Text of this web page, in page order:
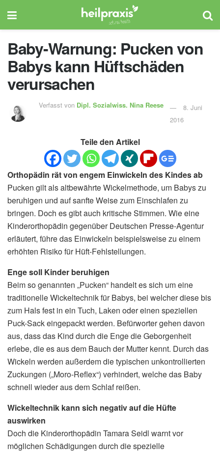
Baby-Warnung: Pucken von
Babys kann Hüftschäden
verursachen
Verfasst von Dipl. Sozialwiss. Nina Reese
8. Juni
2016
Teile den Artikel
Orthopädin rät von engem Einwickeln des Kindes ab
Pucken gilt als altbewährte Wickelmethode, um Babys zu
beruhigen und auf sanfte Weise zum Einschlafen zu
bringen. Doch es gibt auch kritische Stimmen. Wie eine
Kinderorthopädin gegenüber Deutschen Presse-Agentur
erläutert, führe das Einwickeln beispielsweise zu einem
erhöhten Risiko für Hüft-Fehlstellungen.
Enge soll Kinder beruhigen
Beim so genannten „Pucken“ handelt es sich um eine
traditionelle Wickeltechnik für Babys, bei welcher diese bis
zum Hals fest in ein Tuch, Laken oder einen speziellen
Puck-Sack eingepackt werden. Befürworter gehen davon
aus, dass das Kind durch die Enge die Geborgenheit
erlebe, die es aus dem Bauch der Mutter kennt. Durch das
Wickeln werden außerdem die typischen unkontrollierten
Zuckungen („Moro-Reflex“) verhindert, welche das Baby
schnell wieder aus dem Schlaf reißen.
Wickeltechnik kann sich negativ auf die Hüfte
auswirken
Doch die Kinderorthopädin Tamara Seidl warnt vor
möglichen Schädigungen durch die spezielle